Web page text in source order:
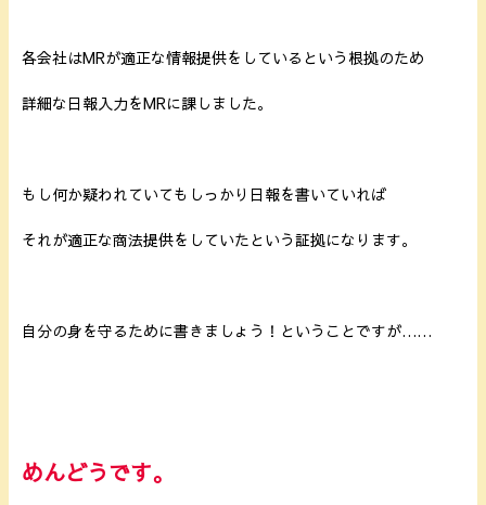
各会社はMRが適正な情報提供をしているという根拠のため
詳細な日報入力をMRに課しました。
もし何か疑われていてもしっかり日報を書いていれば
それが適正な商法提供をしていたという証拠になります。
自分の身を守るために書きましょう！ということですが……
めんどうです。